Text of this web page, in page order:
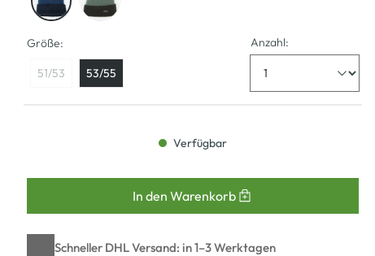
Größe:
51/53 53/55
Anzahl:
Verfügbar
In den Warenkorb
Schneller DHL Versand: in 1–3 Werktagen